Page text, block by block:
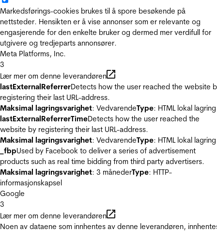
Markedsførings-cookies brukes til å spore besøkende på
nettsteder. Hensikten er å vise annonser som er relevante og
engasjerende for den enkelte bruker og dermed mer verdifull for
utgivere og tredjeparts annonsører.
Meta Platforms, Inc.
3
Lær mer om denne leverandøren
lastExternalReferrerDetects how the user reached the website
registering their last URL-address.
Maksimal lagringsvarighet: VedvarendeType: HTML lokal lagring
lastExternalReferrerTimeDetects how the user reached the
website by registering their last URL-address.
Maksimal lagringsvarighet: VedvarendeType: HTML lokal lagring
_fbpUsed by Facebook to deliver a series of advertisement
products such as real time bidding from third party advertisers.
Maksimal lagringsvarighet: 3 månederType: HTTP-
informasjonskapsel
Google
3
Lær mer om denne leverandøren
Noen av dataene som innhentes av denne leverandøren,